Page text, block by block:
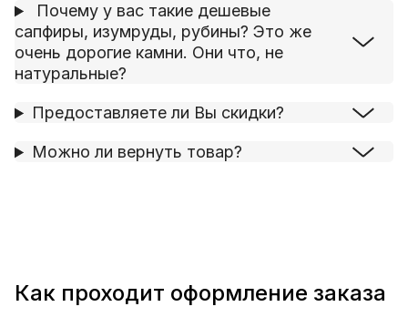
Почему у вас такие дешевые
сапфиры, изумруды, рубины? Это же
очень дорогие камни. Они что, не
натуральные?
Предоставляете ли Вы скидки?
Можно ли вернуть товар?
Как проходит оформление заказа